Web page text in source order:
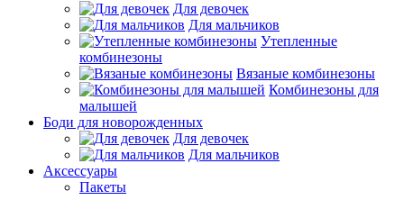
Для девочек
Для мальчиков
Утепленные
комбинезоны
Вязаные комбинезоны
Комбинезоны для
малышей
Боди для новорожденных
Для девочек
Для мальчиков
Аксессуары
Пакеты